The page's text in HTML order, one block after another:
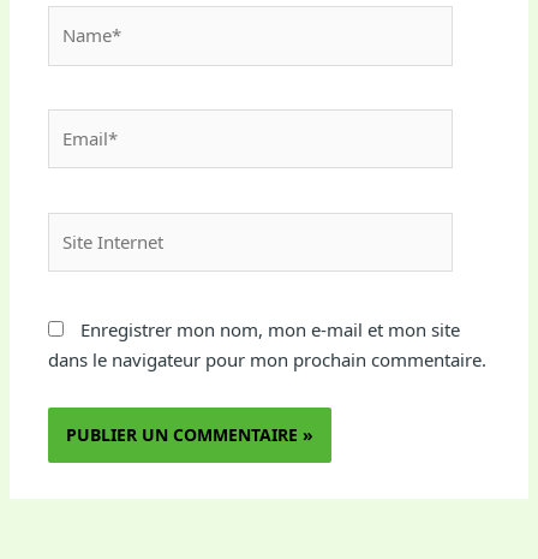
Internet
Enregistrer mon nom, mon e-mail et mon site
dans le navigateur pour mon prochain commentaire.